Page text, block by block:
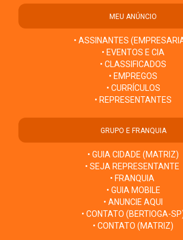
MEU ANÚNCIO
• ASSINANTES
• EVENTOS E CIA
• CLASSIFICADOS
• EMPREGOS
• CURRÍCULOS
• REPRESENTANTES
GRUPO E FRANQUIA
• GUIA CIDADE (MATRIZ)
• SEJA REPRESENTANTE
• FRANQUIA
• GUIA MOBILE
• ANUNCIE AQUI
• CONTATO (BERTIOGA-
• CONTATO (MATRIZ)